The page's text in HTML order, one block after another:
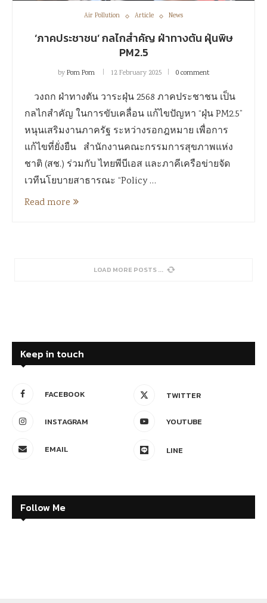
Air Pollution Article News
‘ภาคประชาชน’ กลไกสำคัญ ฝ่าทางตัน ฝุ่นพิษ
PM2.5
byPom Pom 12 February 2025 0 comment
วงถก ฝ่าทางตัน วาระฝุ่น 2568 ภาคประชาชน เป็น
กลไกสำคัญ ในการขับเคลื่อน แก้ไขปัญหา “ฝุ่น PM2.5”
หนุนเสริมงานภาครัฐ ระหว่างรอกฎหมาย เพื่อการ
แก้ไขที่ยั่งยืน สำนักงานคณะกรรมการสุขภาพแห่ง
ชาติ (สช.) ร่วมกับ ไทยพีบีเอส และภาคีเครือข่ายจัด
เวทีนโยบายสาธารณะ “Policy …
Read more
เปิดความจริงใหม่ ต้นกำเนิด ‘PM2.5’ ที่ไม่ได้มาจาก
byPom Pom 3 February 2025 0 comment
ความจริงใหม่ “ควันรถ” และ การ “เผา” ไม่ใช่ต้นตอ